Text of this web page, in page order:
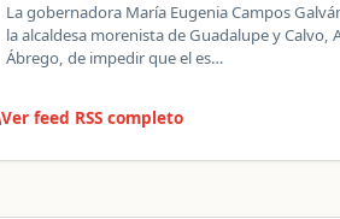
La gobernadora María Eugenia Campos
la alcaldesa morenista de Guadalupe y Calvo,
Ábrego, de impedir que el es…
Ver feed RSS completo